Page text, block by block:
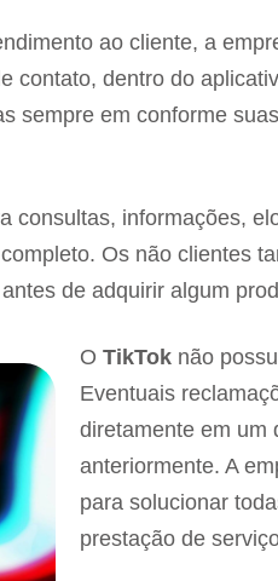
ao cliente, a
contato, dentro do
sempre em conforme
consultas, informações,
Os não clientes
de adquirir algum
OTikTok não
Eventuais
diretamente em um
anteriormente. A
para solucionar
prestação de